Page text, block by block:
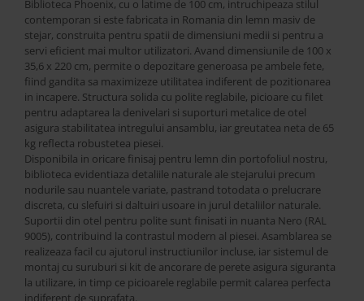
Best Sleep
Saltele
Perne si Pilote
Biblioteca Phoenix, cu o latime de 100 cm, intruchipeaza stilul
contemporan si este fabricata in Romania din lemn masiv de
stejar, construita pentru spatii de dimensiuni medii si pentru a
servi eficient mai multor utilizatori. Avand dimensiunile de 100 x
35,6 x 220 cm, permite o depozitare generoasa pe ambele fete,
fiind gandita sa maximizeze utilitatea indiferent de pozitionarea
in incapere. Structura solida cu polite reglabile, picioare cu filet
pentru adaptarea la denivelari si suporturi metalice de otel
asigura stabilitatea intregului ansamblu, iar greutatea neta de 65
kg reflecta robustetea piesei.
Disponibila in oricare finisaj pentru lemn din portofoliul nostru,
biblioteca evidentiaza detaliile naturale ale stejarului precum
nodurile sau nuantele variate, pastrand totodata o prelucrare
discreta, cu slefuiri si daltuiri usoare in jurul detaliilor naturale.
Suportii din otel pentru polite sunt finisati in nuanta Nero (RAL
9005), contribuind la contrastul modern al piesei. Asamblarea se
realizeaza facil cu ajutorul instructiunilor incluse, iar sistemul de
montaj cu suruburi si kit de ancorare de perete asigura siguranta
la utilizare, in timp ce picioarele reglabile permit calarea perfecta
indiferent de suprafata.